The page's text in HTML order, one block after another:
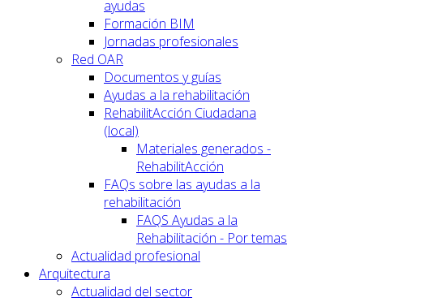
ayudas
Formación BIM
Jornadas profesionales
Red OAR
Documentos y guías
Ayudas a la rehabilitación
RehabilitAcción Ciudadana
(local)
Materiales generados -
RehabilitAcción
FAQs sobre las ayudas a la
rehabilitación
FAQS Ayudas a la
Rehabilitación - Por temas
Actualidad profesional
Arquitectura
Actualidad del sector